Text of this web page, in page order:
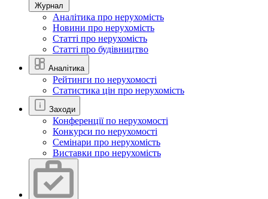
Журнал
Аналітика про нерухомість
Новини про нерухомість
Статті про нерухомість
Статті про будівництво
Аналітика
Рейтинги по нерухомості
Статистика цін про нерухомість
Заходи
Конференції по нерухомості
Конкурси по нерухомості
Семінари про нерухомість
Виставки про нерухомість